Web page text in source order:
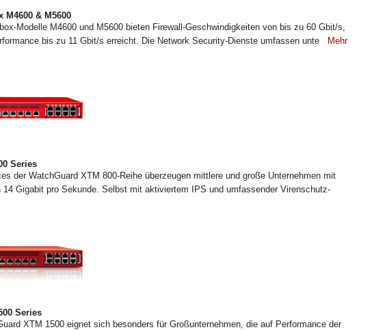
M4600 & M5600
Modelle M4600 und M5600 bieten Firewall-Geschwindigkeiten von bis zu 60 Gbit/s,
bis zu 11 Gbit/s erreicht. Die Network Security-Dienste umfassen unte
Mehr
Series
der WatchGuard XTM 800-Reihe überzeugen mittlere und große Unternehmen mit
14 Gigabit pro Sekunde. Selbst mit aktiviertem IPS und umfassender Virenschutz-
Series
XTM 1500 eignet sich besonders für Großunternehmen, die auf Performance der